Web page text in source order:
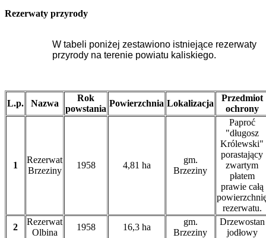
Rezerwaty przyrody
W tabeli poniżej zestawiono istniejące rezerwaty
przyrody na terenie powiatu kaliskiego.
L.p. Nazwa
Rok
powstania
Powierzchnia Lokalizacja
Przedmiot
ochrony
1
Rezerwat
Brzeziny
1958 4,81 ha
gm.
Brzeziny
Paproć
"długosz
Królewski"
porastający
zwartym
płatem
prawie całą
rezerwatu.
2
Rezerwat
Olbina
1958 16,3 ha
gm.
Brzeziny
Drzewostan
jodłowy